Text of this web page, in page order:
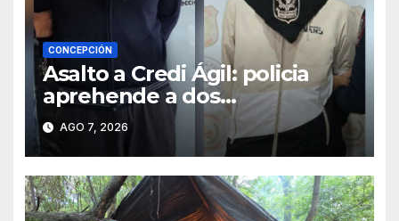
CONCEPCIÓN
Asalto a Credi Ágil: policia
aprehende a dos
sospechosos e incauta
evidencias en Concepción
AGO 7, 2026